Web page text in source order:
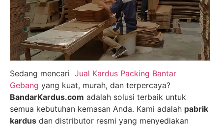
Sedang mencari Jual Kardus Packing Bantar
Gebang yang kuat, murah, dan terpercaya?
BandarKardus.com adalah solusi terbaik untuk
semua kebutuhan kemasan Anda. Kami adalah pabrik
kardus dan distributor resmi yang menyediakan